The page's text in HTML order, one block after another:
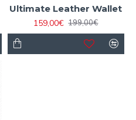
Ultimate Leather Wallet
159,00€ 199,00€